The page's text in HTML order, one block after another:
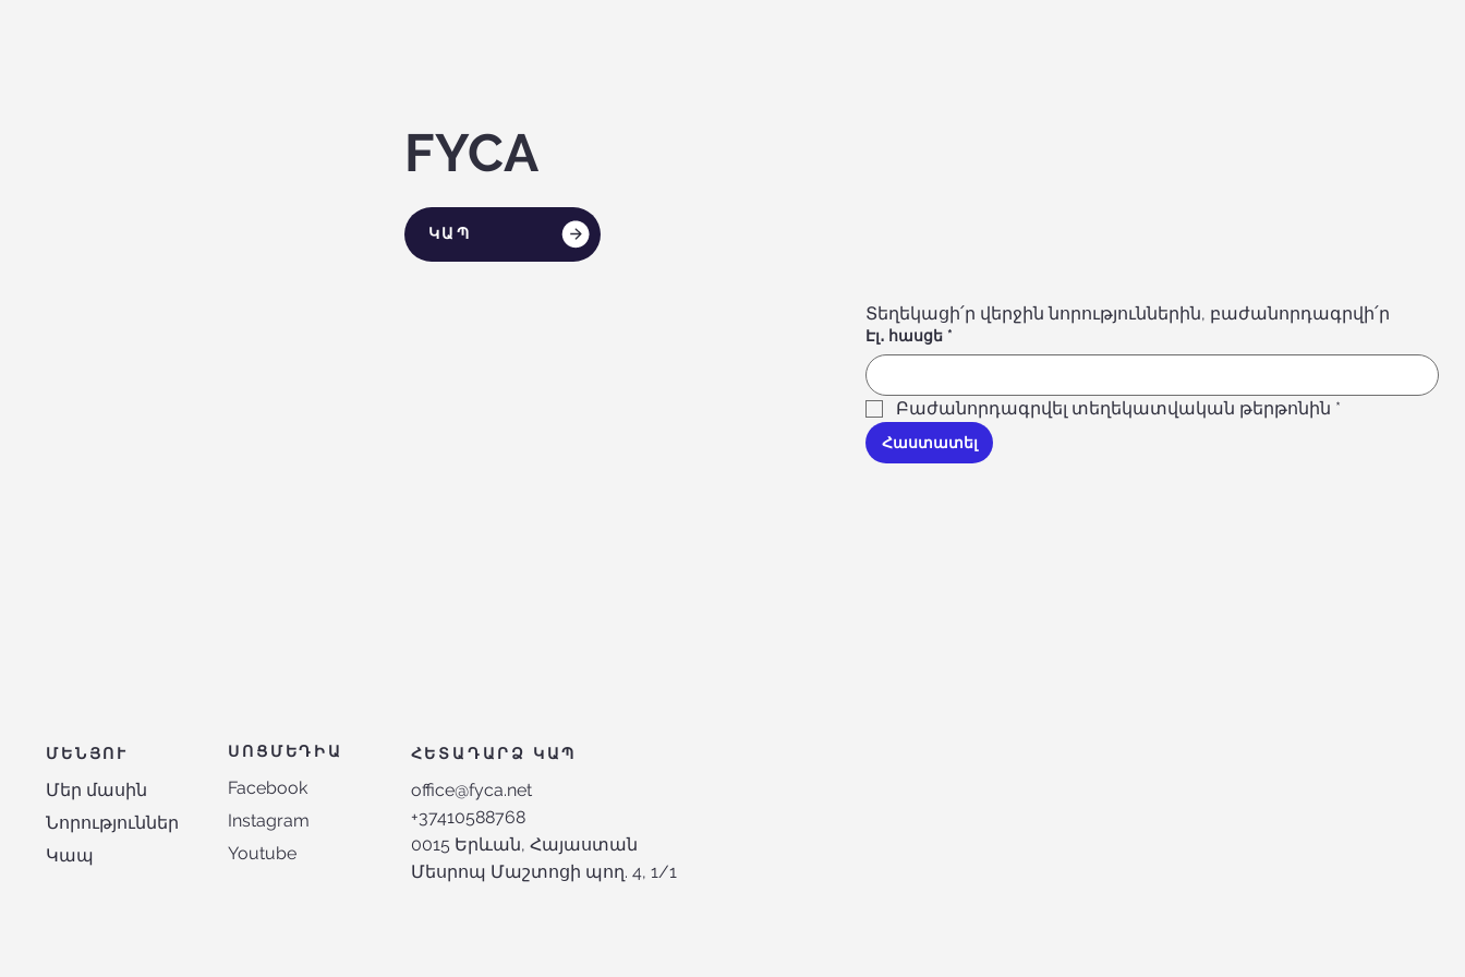
FYCA
ԿԱՊ
Տեղեկացի՛ր վերջին նորություններին, բաժանորդագրվի՛ր
Էլ․ հասցե *
Բաժանորդագրվել տեղեկատվական թերթոնին *
Հաստատել
ՄԵՆՅՈՒ
Մեր մասին
Նորություններ
Կապ
ՍՈՑՄԵԴԻԱ
Facebook
Instagram
Youtube
ՀԵՏԱԴԱՐՁ ԿԱՊ
office@fyca.net
+37410588768
0015 Երևան, Հայաստան
Մեսրոպ Մաշտոցի պող. 4, 1/1